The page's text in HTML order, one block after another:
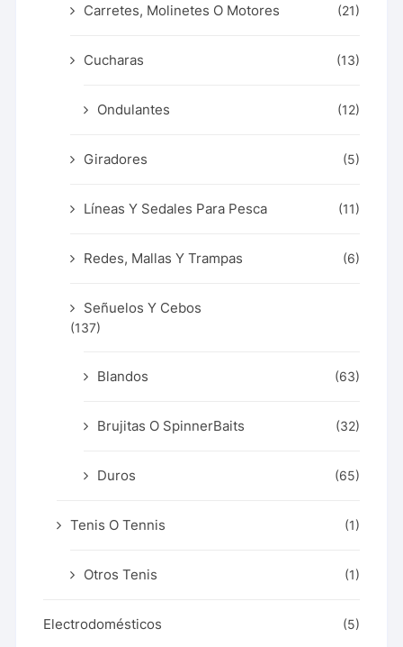
Carretes, Molinetes O Motores (21)
Cucharas (13)
Ondulantes (12)
Giradores (5)
Líneas Y Sedales Para Pesca (11)
Redes, Mallas Y Trampas (6)
Señuelos Y Cebos
(137)
Blandos (63)
Brujitas O SpinnerBaits (32)
Duros (65)
Tenis O Tennis (1)
Otros Tenis (1)
Electrodomésticos (5)